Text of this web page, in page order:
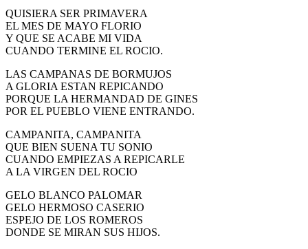
QUISIERA SER PRIMAVERA
EL MES DE MAYO FLORIO
Y QUE SE ACABE MI VIDA
CUANDO TERMINE EL ROCIO.
LAS CAMPANAS DE BORMUJOS
A GLORIA ESTAN REPICANDO
PORQUE LA HERMANDAD DE GINES
POR EL PUEBLO VIENE ENTRANDO.
CAMPANITA, CAMPANITA
QUE BIEN SUENA TU SONIO
CUANDO EMPIEZAS A REPICARLE
A LA VIRGEN DEL ROCIO
GELO BLANCO PALOMAR
GELO HERMOSO CASERIO
ESPEJO DE LOS ROMEROS
DONDE SE MIRAN SUS HIJOS.